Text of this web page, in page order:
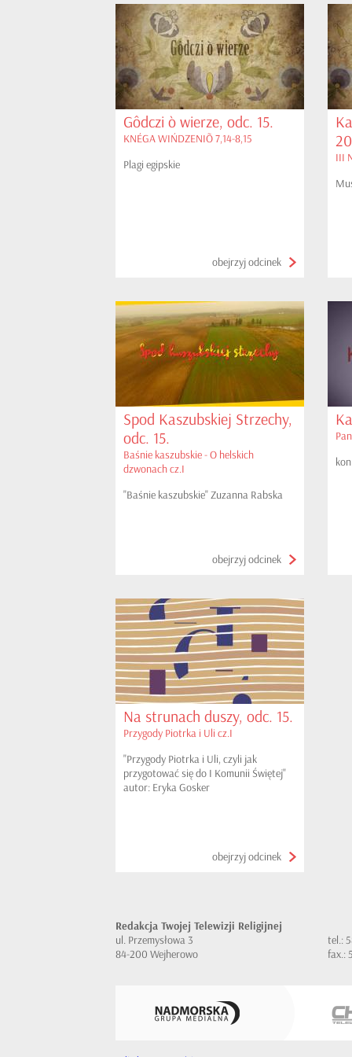
Gôdczi ò wierze, odc. 15.
KNÉGA WIŃDZENIÕ 7,14-8,15
Plagi egipskie
obejrzyj odcinek
III
Spod Kaszubskiej Strzechy,
odc. 15.
Baśnie kaszubskie - O helskich
dzwonach cz.I
"Baśnie kaszubskie" Zuzanna Rabska
obejrzyj odcinek
Na strunach duszy, odc. 15.
Przygody Piotrka i Uli cz.I
"Przygody Piotrka i Uli, czyli jak
przygotować się do I Komunii Świętej"
autor: Eryka Gosker
obejrzyj odcinek
Redakcja Twojej Telewizji Religijnej
ul. Przemysłowa 3
84-200 Wejherowo
tel.:
fax.: